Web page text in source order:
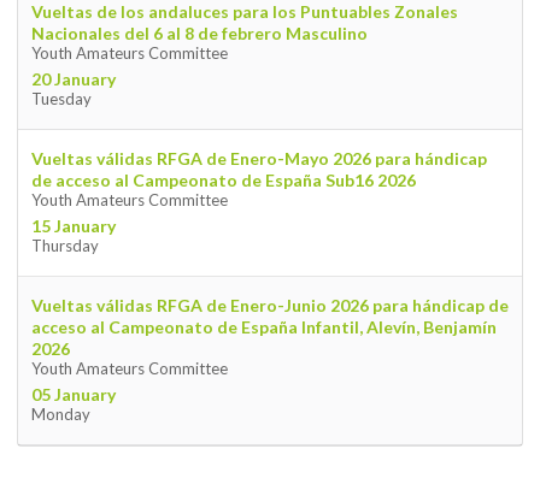
Vueltas de los andaluces para los Puntuables Zonales
Nacionales del 6 al 8 de febrero Masculino
Youth Amateurs Committee
20 January
Tuesday
Vueltas válidas RFGA de Enero-Mayo 2026 para hándicap
de acceso al Campeonato de España Sub16 2026
Youth Amateurs Committee
15 January
Thursday
Vueltas válidas RFGA de Enero-Junio 2026 para hándicap de
acceso al Campeonato de España Infantil, Alevín, Benjamín
2026
Youth Amateurs Committee
05 January
Monday